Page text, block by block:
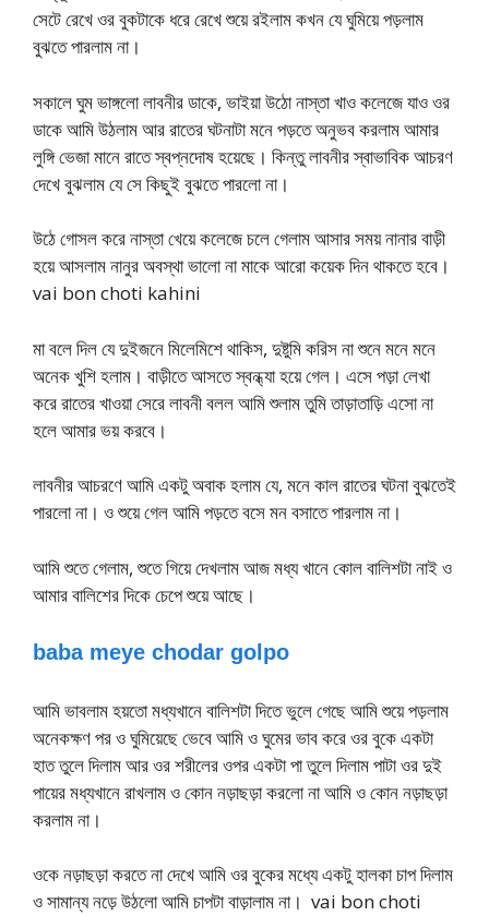
সেটে রেখে ওর বুকটাকে ধরে রেখে শুয়ে রইলাম কখন যে ঘুমিয়ে পড়লাম
বুঝতে পারলাম না।
সকালে ঘুম ভাঙ্গলো লাবনীর ডাকে, ভাইয়া উঠো নাস্তা খাও কলেজে যাও ওর
ডাকে আমি উঠলাম আর রাতের ঘটনাটা মনে পড়তে অনুভব করলাম আমার
লুঙ্গি ভেজা মানে রাতে স্বপ্নদোষ হয়েছে। কিন্তু লাবনীর স্বাভাবিক আচরণ
দেখে বুঝলাম যে সে কিছুই বুঝতে পারলো না।
উঠে গোসল করে নাস্তা খেয়ে কলেজে চলে গেলাম আসার সময় নানার বাড়ী
হয়ে আসলাম নানুর অবস্থা ভালো না মাকে আরো কয়েক দিন থাকতে হবে।
vai bon choti kahini
মা বলে দিল যে দুইজনে মিলেমিশে থাকিস, দুষ্টুমি করিস না শুনে মনে মনে
অনেক খুশি হলাম। বাড়ীতে আসতে স্বন্ধ্যা হয়ে গেল। এসে পড়া লেখা
করে রাতের খাওয়া সেরে লাবনী বলল আমি শুলাম তুমি তাড়াতাড়ি এসো না
হলে আমার ভয় করবে।
লাবনীর আচরণে আমি একটু অবাক হলাম যে, মনে কাল রাতের ঘটনা বুঝতেই
পারলো না। ও শুয়ে গেল আমি পড়তে বসে মন বসাতে পারলাম না।
আমি শুতে গেলাম, শুতে গিয়ে দেখলাম আজ মধ্য খানে কোল বালিশটা নাই ও
আমার বালিশের দিকে চেপে শুয়ে আছে।
baba meye chodar golpo
আমি ভাবলাম হয়তো মধ্যখানে বালিশটা দিতে ভুলে গেছে আমি শুয়ে পড়লাম
অনেকক্ষণ পর ও ঘুমিয়েছে ভেবে আমি ও ঘুমের ভাব করে ওর বুকে একটা
হাত তুলে দিলাম আর ওর শরীলের ওপর একটা পা তুলে দিলাম পাটা ওর দুই
পায়ের মধ্যখানে রাখলাম ও কোন নড়াছড়া করলো না আমি ও কোন নড়াছড়া
করলাম না।
ওকে নড়াছড়া করতে না দেখে আমি ওর বুকের মধ্যে একটু হালকা চাপ দিলাম
ও সামান্য নড়ে উঠলো আমি চাপটা বাড়ালাম না। vai bon choti